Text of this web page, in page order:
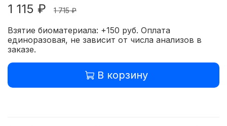
1 115 ₽ 1 715 ₽
Взятие биоматериала: +150 руб. Оплата
единоразовая, не зависит от числа анализов в
заказе.
В корзину